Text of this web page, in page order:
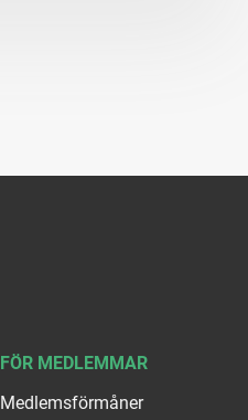
FÖR MEDLEMMAR
Medlemsförmåner